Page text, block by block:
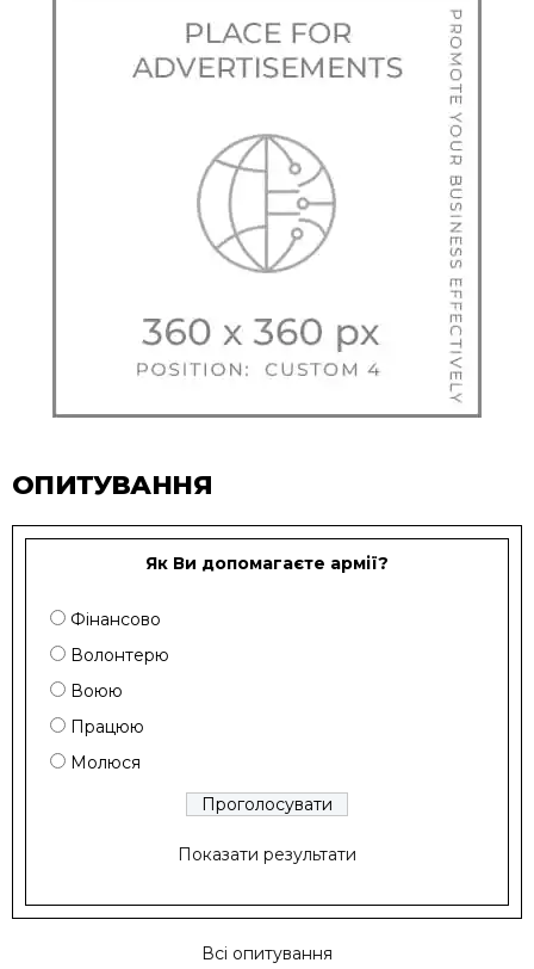
ОПИТУВАННЯ
Як Ви допомагаєте армії?
Фінансово
Волонтерю
Воюю
Працюю
Молюся
Показати результати
Всі опитування